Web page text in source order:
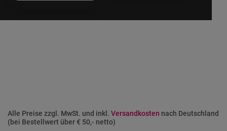
Alle Preise zzgl. MwSt. und inkl. Versandkosten nach Deutschland
(bei Bestellwert über € 50,- netto)